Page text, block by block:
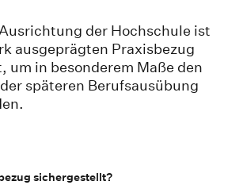
der Hochschule ist
ausgeprägten Praxisbezug
um in besonderem Maße den
späteren Berufsausübung
sichergestellt?